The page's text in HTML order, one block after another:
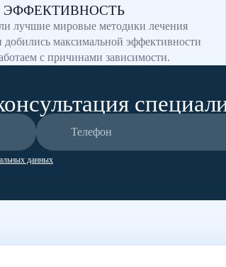
лучшие мировые методики лечения
добились максимальной эффективности
с причинами зависимости.
данных